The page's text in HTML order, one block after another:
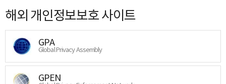
해외 개인정보보호 사이트
GPA
Global Privacy Assembly
GPEN